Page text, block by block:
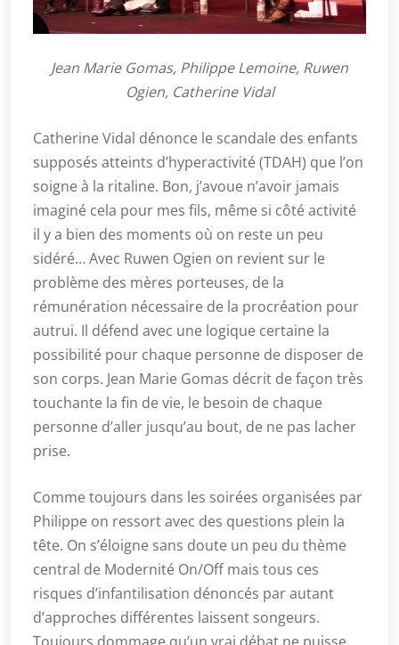
Jean Marie Gomas, Philippe Lemoine, Ruwen
Ogien, Catherine Vidal
Catherine Vidal dénonce le scandale des enfants
supposés atteints d’hyperactivité (TDAH) que l’on
soigne à la ritaline. Bon, j’avoue n’avoir jamais
imaginé cela pour mes fils, même si côté activité
il y a bien des moments où on reste un peu
sidéré… Avec Ruwen Ogien on revient sur le
problème des mères porteuses, de la
rémunération nécessaire de la procréation pour
autrui. Il défend avec une logique certaine la
possibilité pour chaque personne de disposer de
son corps. Jean Marie Gomas décrit de façon très
touchante la fin de vie, le besoin de chaque
personne d’aller jusqu’au bout, de ne pas lacher
prise.
Comme toujours dans les soirées organisées par
Philippe on ressort avec des questions plein la
tête. On s’éloigne sans doute un peu du thème
central de Modernité On/Off mais tous ces
risques d’infantilisation dénoncés par autant
d’approches différentes laissent songeurs.